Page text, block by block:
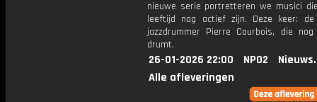
nieuwe serie portretteren we musici
leeftijd nog actief zijn. Deze keer: de
jazzdrummer Pierre Courbois, die
drumt.
26-01-2026 22:00 NPO2
Alle afleveringen